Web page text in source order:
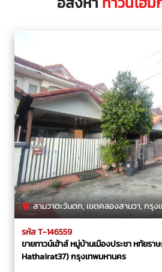
สามวาตะวันตก, เขตคลองสามวา, กรุง
รหัส T-146559
ขายทาวน์เฮ้าส์ หมู่บ้านเมืองประชา หทัยร
Hathairat37) กรุงเทพมหานคร